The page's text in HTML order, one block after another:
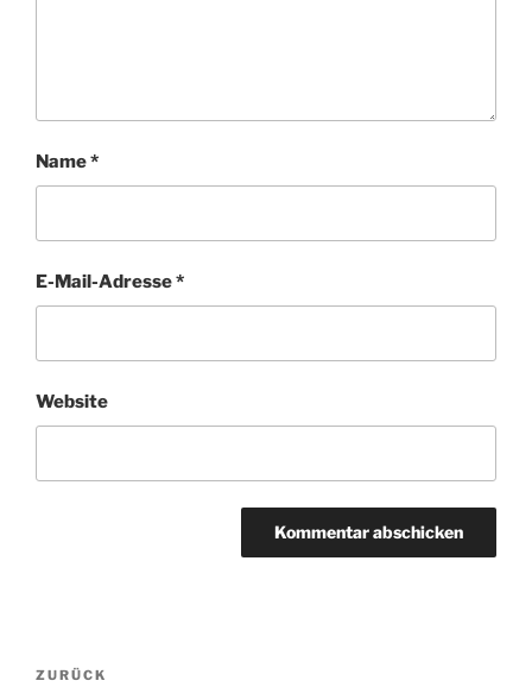
Name*
E-Mail-Adresse*
Website
Beitragsnavigation
Vorheriger
ZURÜCK